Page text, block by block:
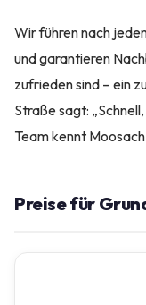
Wir führen nach
und garantieren
zufrieden sind – ein
Straße sagt:
Team kennt
Preise für